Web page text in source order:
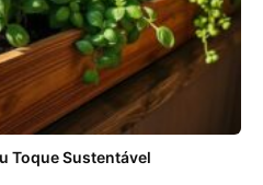
Toque Sustentável